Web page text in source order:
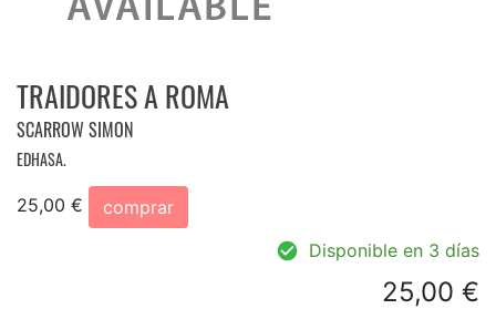
TRAIDORES A ROMA
SCARROW SIMON
EDHASA.
25,00 €
comprar
Disponible en 3 días
25,00 €